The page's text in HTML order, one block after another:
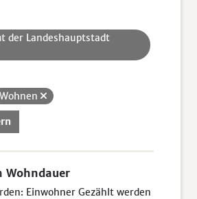
der Landeshauptstadt
Wohnen
Wohndauer
Einwohner Gezählt werden